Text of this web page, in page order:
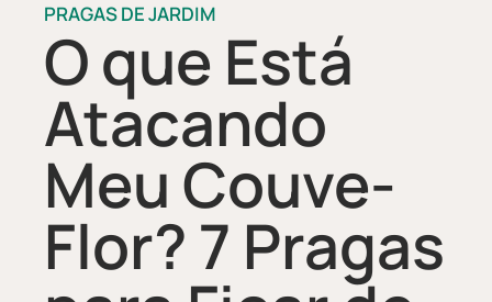
PRAGAS DE JARDIM
O que Está
Atacando
Meu Couve-
Flor? 7 Pragas